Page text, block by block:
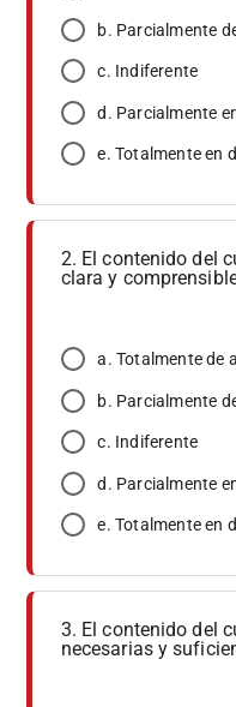
b. Parcialmente
c. Indiferente
d. Parcialmente
e. Totalmente en
2. El contenido del
clara y
a. Totalmente de
b. Parcialmente
c. Indiferente
d. Parcialmente
e. Totalmente en
3. El contenido del
necesarias y